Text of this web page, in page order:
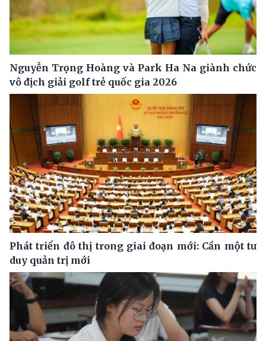
Nguyễn Trọng Hoàng và Park Ha Na giành chức
vô địch giải golf trẻ quốc gia 2026
Phát triển đô thị trong giai đoạn mới: Cần một tư
duy quản trị mới